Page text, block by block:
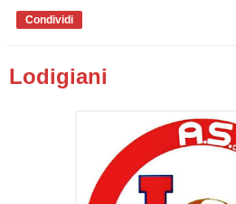
Condividi
Lodigiani